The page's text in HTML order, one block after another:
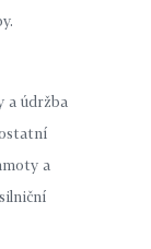
a údržba
a